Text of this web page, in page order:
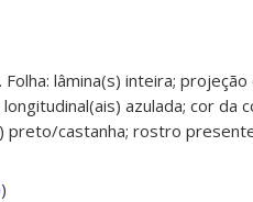
lâmina(s) inteira;
azulada; cor da
preto/castanha; rostro
)